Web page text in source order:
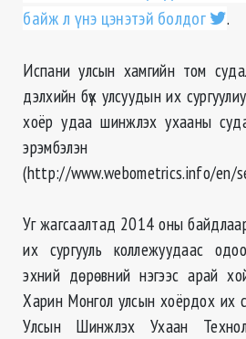
байж л үнэ цэнэтэй болдог
.
Испани улсын хамгийн том
дэлхийн бүх улсуудын их
хоёр удаа шинжлэх ухааны
эрэмбэлэн
(http://www.webometrics.info/en/
Уг жагсаалтад 2014 оны
их сургууль коллежуудаас
эхний дөрөвний нэгээс арай
Харин Монгол улсын хоёрдох их
Улсын Шинжлэх Ухаан